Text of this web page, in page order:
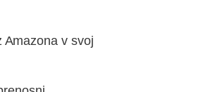
Amazona v svoj